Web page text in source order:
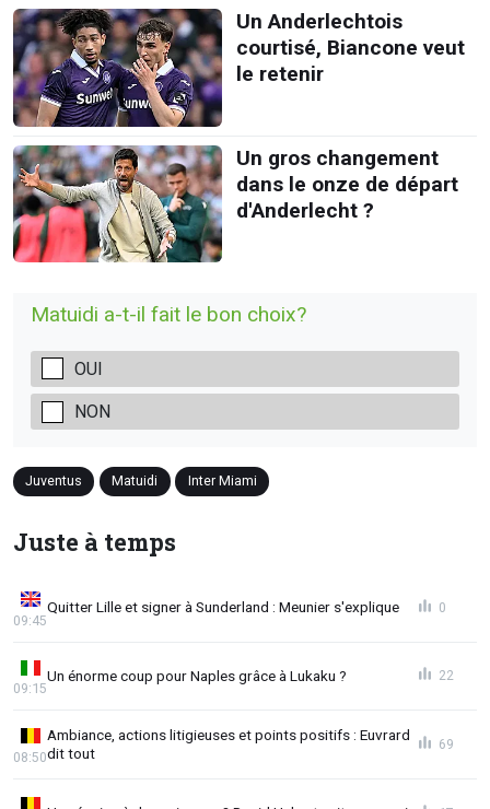
Un Anderlechtois
courtisé, Biancone veut
le retenir
Un gros changement
dans le onze de départ
d'Anderlecht ?
Matuidi a-t-il fait le bon choix?
OUI
NON
Juventus Matuidi Inter Miami
Juste à temps
Quitter Lille et signer à Sunderland : Meunier s'explique
09:45
0
Un énorme coup pour Naples grâce à Lukaku ?
09:15
22
Ambiance, actions litigieuses et points positifs : Euvrard
dit tout
08:50
69